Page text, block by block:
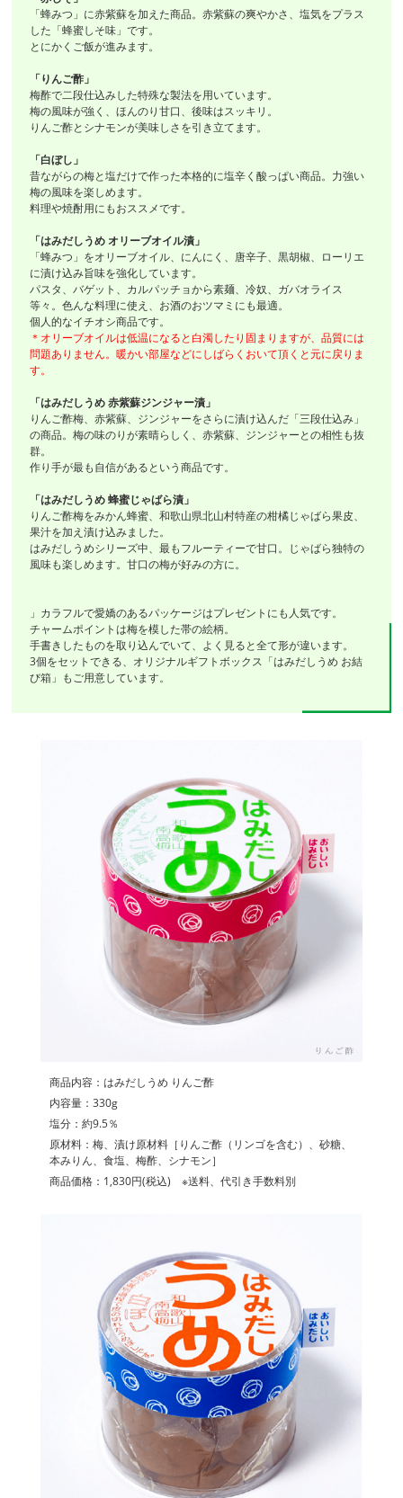
「蜂みつ」に赤紫蘇を加えた商品。赤紫蘇の爽やかさ、塩気をプラス
した「蜂蜜しそ味」です。
とにかくご飯が進みます。
「りんご酢」
梅酢で二段仕込みした特殊な製法を用いています。
梅の風味が強く、ほんのり甘口、後味はスッキリ。
りんご酢とシナモンが美味しさを引き立てます。
「白ぼし」
昔ながらの梅と塩だけで作った本格的に塩辛く酸っぱい商品。力強い
梅の風味を楽しめます。
料理や焼酎用にもおススメです。
「はみだしうめ オリーブオイル漬」
「蜂みつ」をオリーブオイル、にんにく、唐辛子、黒胡椒、ローリエ
に漬け込み旨味を強化しています。
パスタ、バゲット、カルパッチョから素麺、冷奴、ガバオライス
等々。色んな料理に使え、お酒のおツマミにも最適。
個人的なイチオシ商品です。
＊オリーブオイルは低温になると白濁したり固まりますが、品質には
問題ありません。暖かい部屋などにしばらくおいて頂くと元に戻りま
す。
「はみだしうめ 赤紫蘇ジンジャー漬」
りんご酢梅、赤紫蘇、ジンジャーをさらに漬け込んだ「三段仕込み」
の商品。梅の味のりが素晴らしく、赤紫蘇、ジンジャーとの相性も抜
群。
作り手が最も自信があるという商品です。
「はみだしうめ 蜂蜜じゃばら漬」
りんご酢梅をみかん蜂蜜、和歌山県北山村特産の柑橘じゃばら果皮、
果汁を加え漬け込みました。
はみだしうめシリーズ中、最もフルーティーで甘口。じゃばら独特の
風味も楽しめます。甘口の梅が好みの方に。
」カラフルで愛嬌のあるパッケージはプレゼントにも人気です。
チャームポイントは梅を模した帯の絵柄。
手書きしたものを取り込んでいて、よく見ると全て形が違います。
3個をセットできる、オリジナルギフトボックス「はみだしうめ お結
び箱」もご用意しています。
商品内容：はみだしうめ りんご酢
内容量：330g
塩分：約9.5％
原材料：梅、漬け原材料［りんご酢（リンゴを含む）、砂糖、
本みりん、食塩、梅酢、シナモン］
商品価格：1,830円(税込) ※送料、代引き手数料別